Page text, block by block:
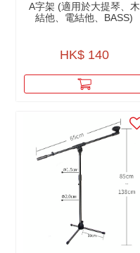
A字架 (適用於大提琴、木
結他、電結他、BASS)
HK$ 140